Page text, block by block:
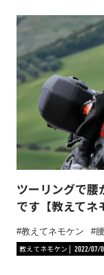
ツーリングで腰
です【教えてネ
教えてネモケン
教えてネモケン
2022/07/